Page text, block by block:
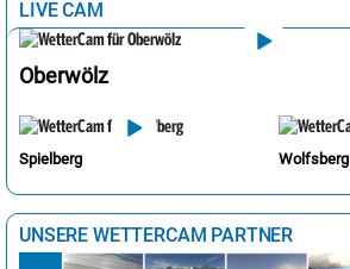
LIVE CAM
Oberwölz
Spielberg Wolfsberg
UNSERE WETTERCAM PARTNER